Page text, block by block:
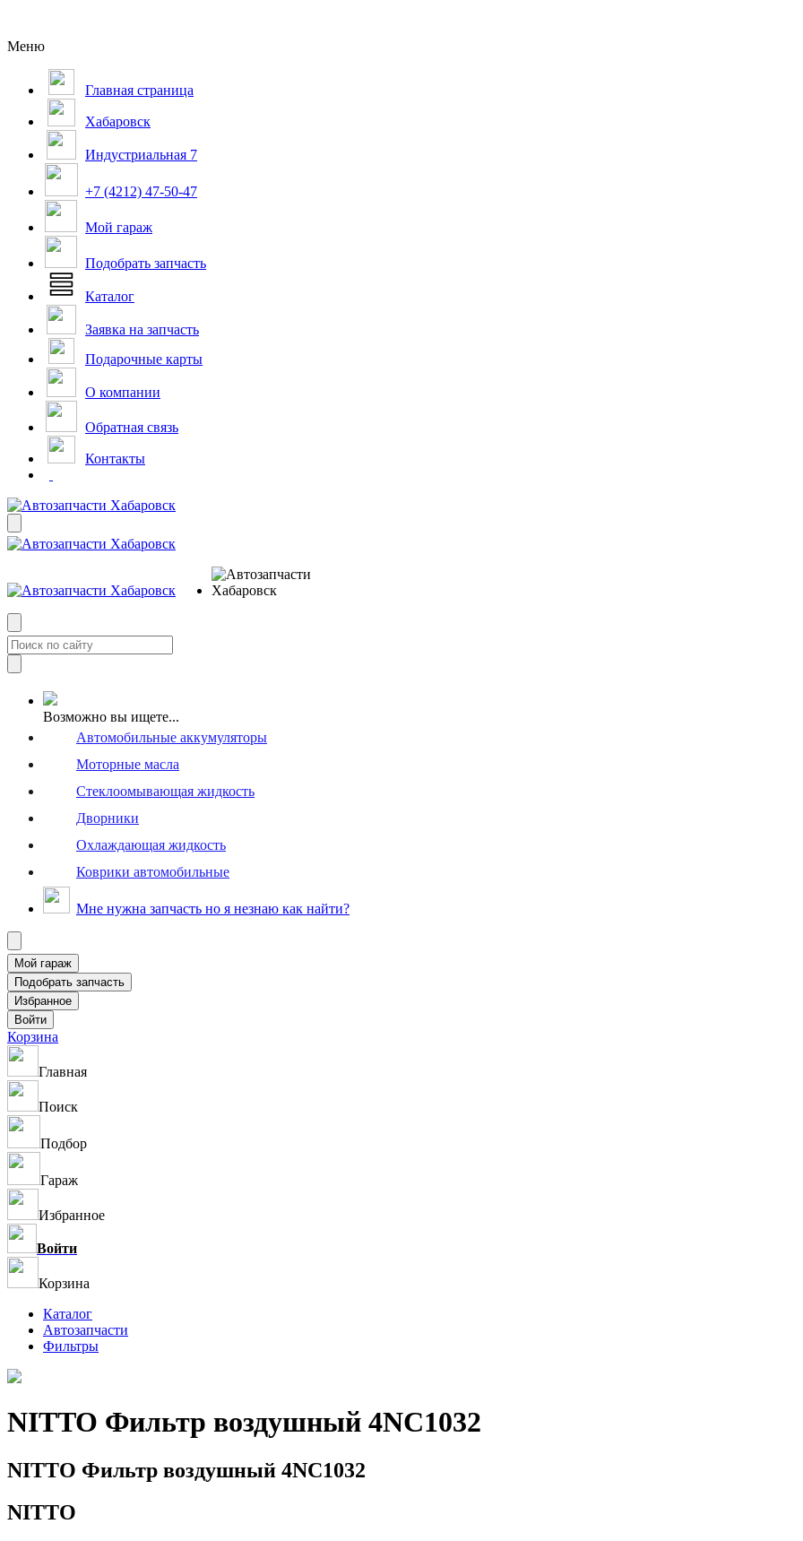
Меню
Главная страница
Хабаровск
Индустриальная 7
+7 (4212) 47-50-47
Мой гараж
Подобрать запчасть
Каталог
Заявка на запчасть
Подарочные карты
О компании
Обратная связь
Контакты
Возможно вы ищете...
Автомобильные аккумуляторы
Моторные масла
Стеклоомывающая жидкость
Дворники
Охлаждающая жидкость
Коврики автомобильные
Мне нужна запчасть но я незнаю как найти?
Корзина
Главная
Поиск
Подбор
Гараж
Избранное
Войти
Корзина
Каталог
Автозапчасти
Фильтры
NITTO Фильтр воздушный 4NC1032
NITTO Фильтр воздушный 4NC1032
NITTO